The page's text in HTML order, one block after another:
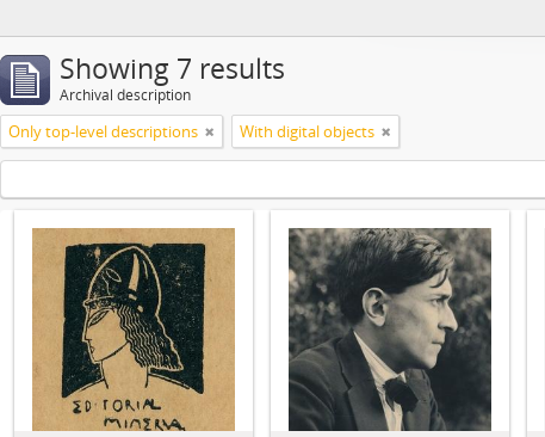
Showing 7 results
Archival description
Only top-level descriptions With digital objects